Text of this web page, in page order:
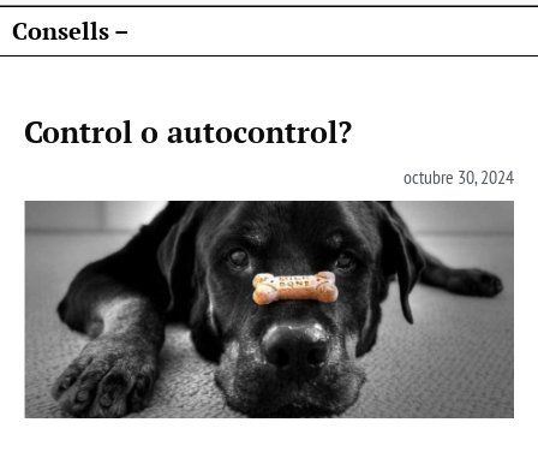
Consells –
Control o autocontrol?
octubre 30, 2024